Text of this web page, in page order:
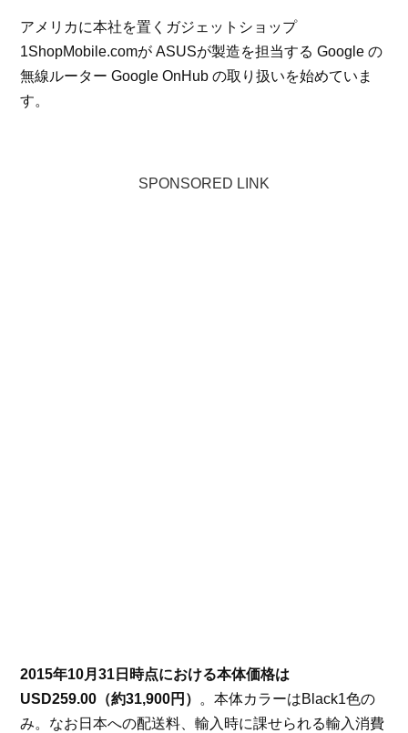
アメリカに本社を置くガジェットショップ
1ShopMobile.comが ASUSが製造を担当する Google の
無線ルーター Google OnHub の取り扱いを始めていま
す。
SPONSORED LINK
2015年10月31日時点における本体価格は
USD259.00（約31,900円） 。本体カラーはBlack1色の
み。なお日本への配送料、輸入時に課せられる輸入消費